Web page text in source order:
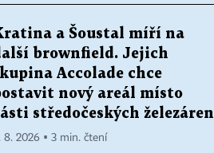
a Šoustal míří na
brownfield. Jejich
Accolade chce
nový areál místo
středočeských železáren
8. 2026 ▪ 3 min. čtení